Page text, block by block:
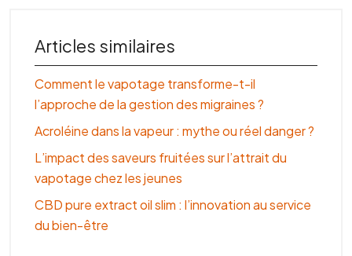
Articles similaires
Comment le vapotage transforme-t-il
l’approche de la gestion des migraines ?
Acroléine dans la vapeur : mythe ou réel danger ?
L’impact des saveurs fruitées sur l’attrait du
vapotage chez les jeunes
CBD pure extract oil slim : l’innovation au service
du bien-être